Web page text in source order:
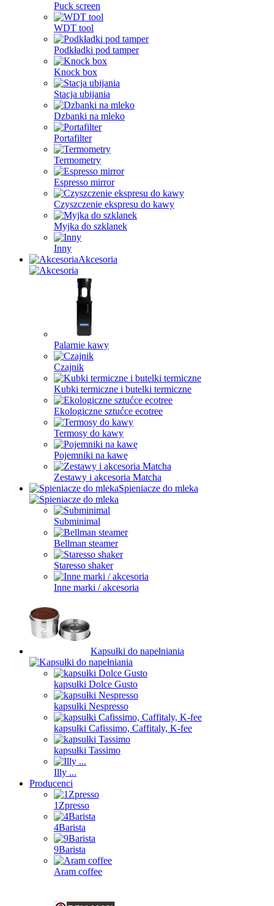
Puck screen
WDT tool
Podkładki pod tamper
Knock box
Stacja ubijania
Dzbanki na mleko
Portafilter
Termometry
Espresso mirror
Czyszczenie ekspresu do kawy
Myjka do szklanek
Inny
Akcesoria
Palarnie kawy
Czajnik
Kubki termiczne i butelki termiczne
Ekologiczne sztućce ecotree
Termosy do kawy
Pojemniki na kawę
Zestawy i akcesoria Matcha
Spieniacze do mleka
Subminimal
Bellman steamer
Staresso shaker
Inne marki / akcesoria
Kapsułki do napełniania
kapsułki Dolce Gusto
kapsułki Nespresso
kapsułki Cafissimo, Caffitaly, K-fee
kapsułki Tassimo
Illy ...
Producenci
1Zpresso
4Barista
9Barista
Aram coffee